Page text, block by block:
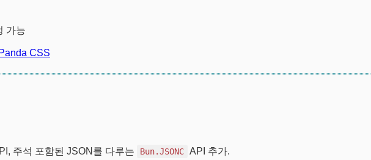
가능
CSS
주석 포함된 JSON를 다루는 Bun.JSONC API 추가.